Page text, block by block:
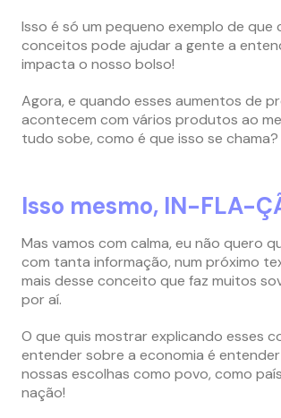
Isso é só um pequeno exemplo de que
conceitos pode ajudar a gente a
impacta o nosso bolso!
Agora, e quando esses aumentos de
acontecem com vários produtos ao
tudo sobe, como é que isso se chama?
Isso mesmo, IN-FLA-
Mas vamos com calma, eu não quero
com tanta informação, num próximo
mais desse conceito que faz muitos
por aí.
O que quis mostrar explicando esses
entender sobre a economia é
nossas escolhas como povo, como
nação!